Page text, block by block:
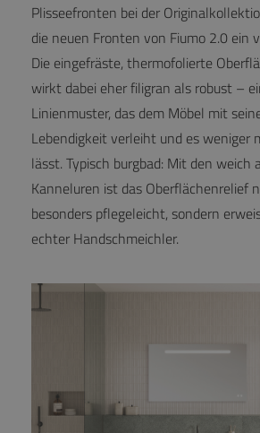
Plisseefronten bei der
die neuen Fronten von Fiumo 2.0 ein
Die eingefräste, thermofolierte
wirkt dabei eher filigran als robust –
Linienmuster, das dem Möbel mit
Lebendigkeit verleiht und es weniger
lässt. Typisch burgbad: Mit den weich
Kanneluren ist das Oberflächenrelief
besonders pflegeleicht, sondern
echter Handschmeichler.